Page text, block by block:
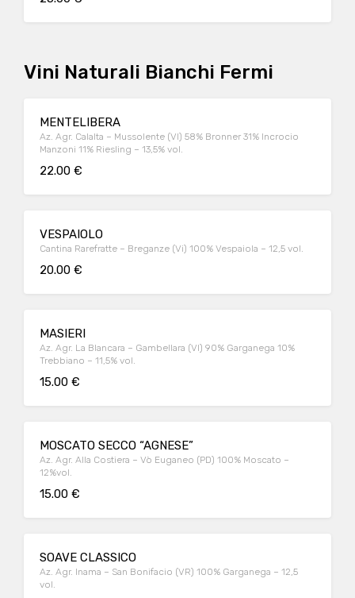
Vini Naturali Bianchi Fermi
MENTELIBERA
Az. Agr. Calalta – Mussolente (VI) 58% Bronner 31% Incrocio
Manzoni 11% Riesling – 13,5% vol.
22.00 €
VESPAIOLO
Cantina Rarefratte – Breganze (Vi) 100% Vespaiola – 12,5 vol.
20.00 €
MASIERI
Az. Agr. La BIancara – Gambellara (VI) 90% Garganega 10%
Trebbiano – 11,5% vol.
15.00 €
MOSCATO SECCO “AGNESE”
Az. Agr. Alla Costiera – Vò Euganeo (PD) 100% Moscato –
12%vol.
15.00 €
SOAVE CLASSICO
Az. Agr. Inama – San Bonifacio (VR) 100% Garganega – 12,5
vol.